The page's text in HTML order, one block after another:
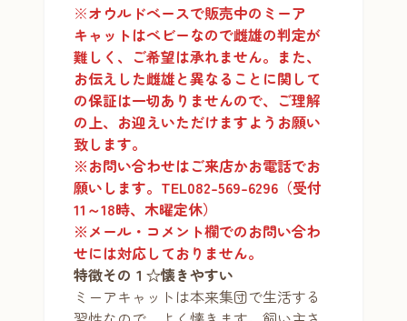
※オウルドベースで販売中のミーア
キャットはベビーなので雌雄の判定が
難しく、ご希望は承れません。また、
お伝えした雌雄と異なることに関して
の保証は一切ありませんので、ご理解
の上、お迎えいただけますようお願い
致します。
※お問い合わせはご来店かお電話でお
願いします。TEL082-569-6296（受付
11～18時、木曜定休）
※メール・コメント欄でのお問い合わ
せには対応しておりません。
特徴その１☆懐きやすい
ミーアキャットは本来集団で生活する